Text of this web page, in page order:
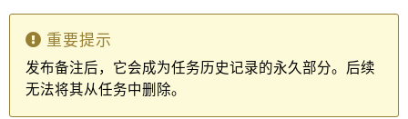
重要提示
发布备注后，它会成为任务历史记录的永久部分。后续
无法将其从任务中删除。